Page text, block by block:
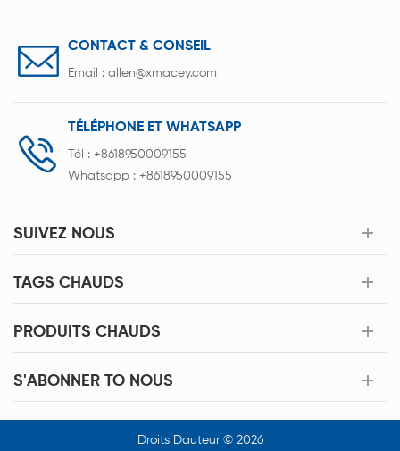
CONTACT & CONSEIL
Email : allen@xmacey.com
TÉLÉPHONE ET WHATSAPP
Tél : +8618950009155
Whatsapp : +8618950009155
SUIVEZ NOUS
TAGS CHAUDS
PRODUITS CHAUDS
S'ABONNER TO NOUS
Droits Dauteur © 2026